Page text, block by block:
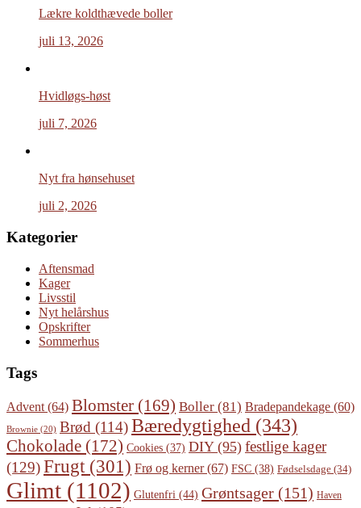
Lækre koldthævede boller
juli 13, 2026
Hvidløgs-høst
juli 7, 2026
Nyt fra hønsehuset
juli 2, 2026
Kategorier
Aftensmad
Kager
Livsstil
Nyt helårshus
Opskrifter
Sommerhus
Tags
Advent (64) Blomster (169) Boller (81) Bradepandekage (60)
Brownie (20) Brød (114)Bæredygtighed (343)
Chokolade (172) Cookies (37) DIY(95) festlige kager
(129)Frugt(301) Frø og kerner(67) FSC (38) Fødselsdage (34)
Glimt (1102) Glutenfri (44) Grøntsager (151) Haven